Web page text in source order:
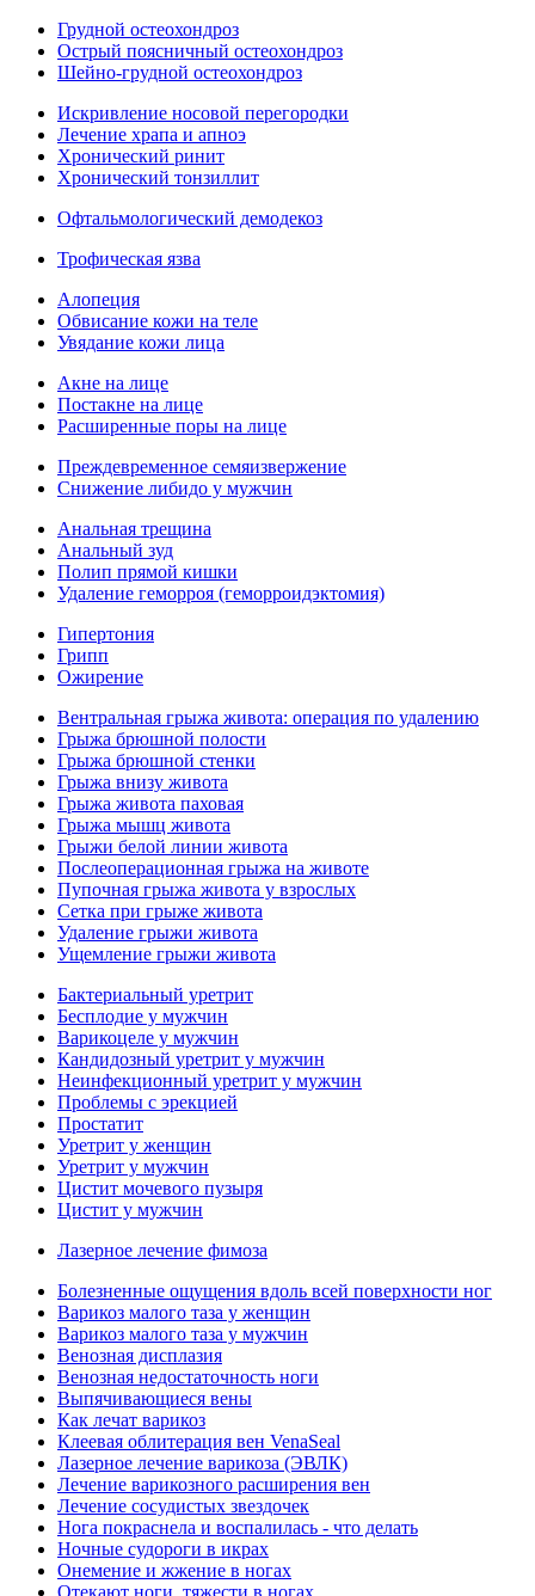
Грудной остеохондроз
Острый поясничный остеохондроз
Шейно-грудной остеохондроз
Искривление носовой перегородки
Лечение храпа и апноэ
Хронический ринит
Хронический тонзиллит
Офтальмологический демодекоз
Трофическая язва
Алопеция
Обвисание кожи на теле
Увядание кожи лица
Акне на лице
Постакне на лице
Расширенные поры на лице
Преждевременное семяизвержение
Снижение либидо у мужчин
Анальная трещина
Анальный зуд
Полип прямой кишки
Удаление геморроя (геморроидэктомия)
Гипертония
Грипп
Ожирение
Вентральная грыжа живота: операция по удалению
Грыжа брюшной полости
Грыжа брюшной стенки
Грыжа внизу живота
Грыжа живота паховая
Грыжа мышц живота
Грыжи белой линии живота
Послеоперационная грыжа на животе
Пупочная грыжа живота у взрослых
Сетка при грыже живота
Удаление грыжи живота
Ущемление грыжи живота
Бактериальный уретрит
Бесплодие у мужчин
Варикоцеле у мужчин
Кандидозный уретрит у мужчин
Неинфекционный уретрит у мужчин
Проблемы с эрекцией
Простатит
Уретрит у женщин
Уретрит у мужчин
Цистит мочевого пузыря
Цистит у мужчин
Лазерное лечение фимоза
Болезненные ощущения вдоль всей поверхности ног
Варикоз малого таза у женщин
Варикоз малого таза у мужчин
Венозная дисплазия
Венозная недостаточность ноги
Выпячивающиеся вены
Как лечат варикоз
Клеевая облитерация вен VenaSeal
Лазерное лечение варикоза (ЭВЛК)
Лечение варикозного расширения вен
Лечение сосудистых звездочек
Нога покраснела и воспалилась - что делать
Ночные судороги в икрах
Онемение и жжение в ногах
Отекают ноги, тяжести в ногах